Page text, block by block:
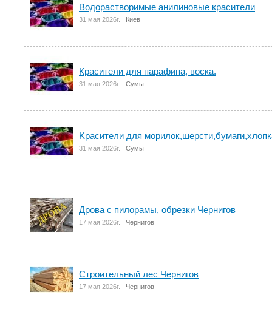
Водорастворимые анилиновые красители
31 мая 2026г. Киев
Красители для парафина, воска.
31 мая 2026г. Сумы
Kрасители для
31 мая 2026г. Сумы
Дрова с пилорамы, обрезки Чернигов
17 мая 2026г. Чернигов
Строительный лес Чернигов
17 мая 2026г. Чернигов